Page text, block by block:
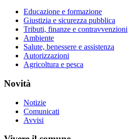
Educazione e formazione
Giustizia e sicurezza pubblica
Tributi, finanze e contravvenzioni
Ambiente
Salute, benessere e assistenza
Autorizzazioni
Agricoltura e pesca
Novità
Notizie
Comunicati
Avvisi